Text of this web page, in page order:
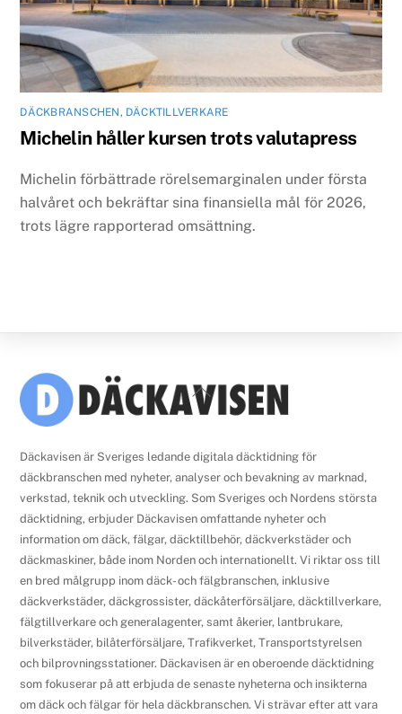
DÄCKBRANSCHEN, DÄCKTILLVERKARE
Michelin håller kursen trots valutapress
Michelin förbättrade rörelsemarginalen under första
halvåret och bekräftar sina finansiella mål för 2026,
trots lägre rapporterad omsättning.
Back
To
Däckavisen är Sveriges ledande digitala däcktidning för
däckbranschen med nyheter, analyser och bevakning av marknad,
verkstad, teknik och utveckling. Som Sveriges och Nordens största
däcktidning, erbjuder Däckavisen omfattande nyheter och
information om däck, fälgar, däcktillbehör, däckverkstäder och
däckmaskiner, både inom Norden och internationellt. Vi riktar oss till
en bred målgrupp inom däck- och fälgbranschen, inklusive
däckverkstäder, däckgrossister, däckåterförsäljare, däcktillverkare,
fälgtillverkare och generalagenter, samt åkerier, lantbrukare,
bilverkstäder, bilåterförsäljare, Trafikverket, Transportstyrelsen
och bilprovningsstationer. Däckavisen är en oberoende däcktidning
som fokuserar på att erbjuda de senaste nyheterna och insikterna
om däck och fälgar för hela däckbranschen. Vi strävar efter att vara